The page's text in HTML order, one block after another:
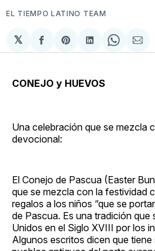
EL TIEMPO LATINO TEAM
𝕏
Compartir
en
Share
on
Compartir
en
Share
on
via
CONEJO y HUEVOS
Una celebración que se mezcla
devocional:
El Conejo de Pascua (Easter
que se mezcla con la festividad
regalos a los niños “que se
de Pascua. Es una tradición que
Unidos en el Siglo XVIII por los
Algunos escritos dicen que tiene